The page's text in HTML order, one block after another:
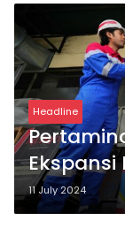
Headline
Ekspansi
11 July 2024